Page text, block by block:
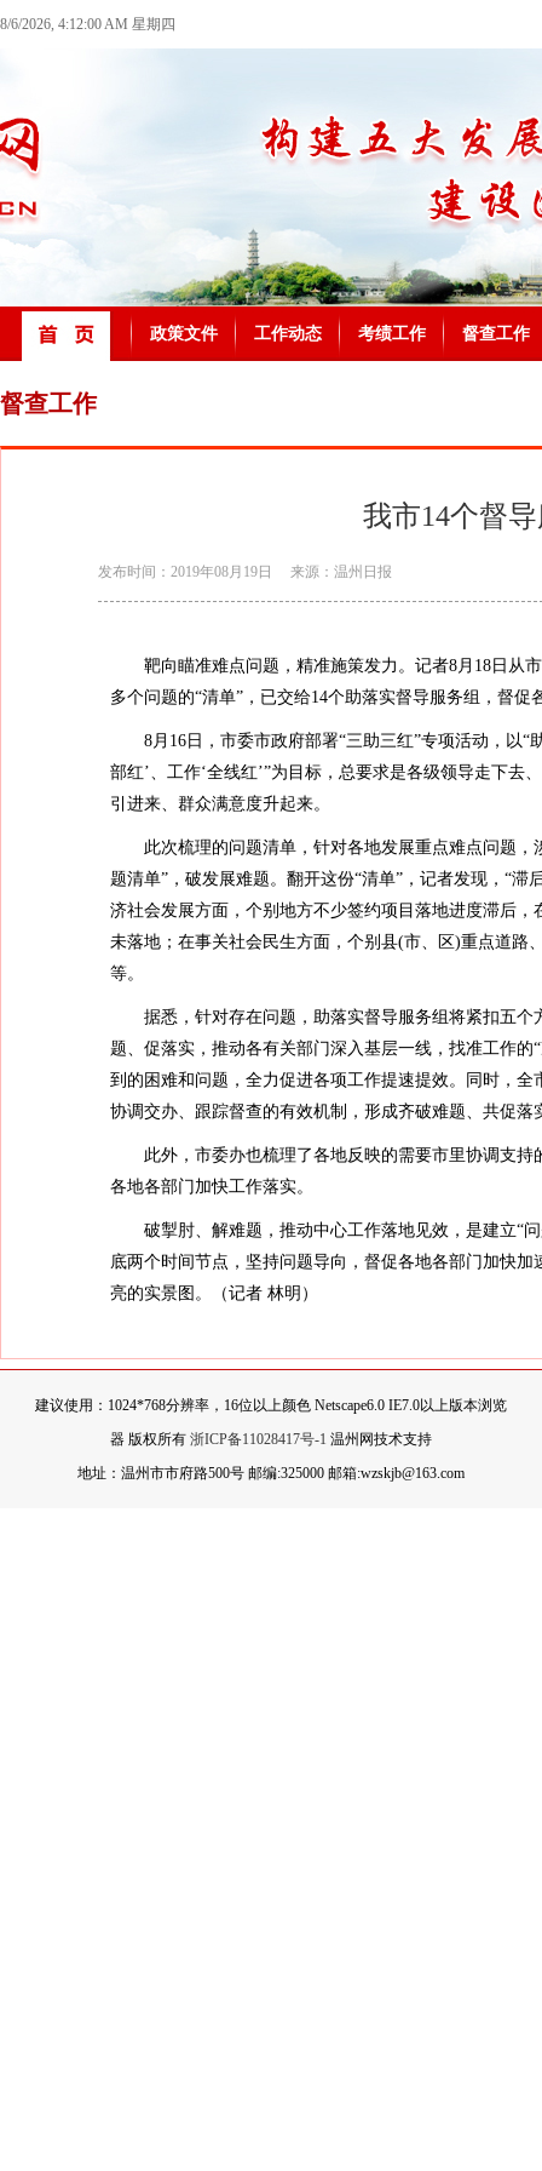
8/6/2026, 4:12:00 AM 星期四
政策文件 工作动态 考绩工作 督查工作
督查工作
我市14个督
发布时间：2019年08月19日 来源：温州日报
靶向瞄准难点问题，精准施策发力。记者8月18日从
多个问题的“清单”，已交给14个助落实督导服务组，督
8月16日，市委市政府部署“三助三红”专项活动，以“
部红’、工作‘全线红’”为目标，总要求是各级领导走下
引进来、群众满意度升起来。
此次梳理的问题清单，针对各地发展重点难点问题
题清单”，破发展难题。翻开这份“清单”，记者发现，“滞
济社会发展方面，个别地方不少签约项目落地进度滞后
未落地；在事关社会民生方面，个别县(市、区)重点道路
等。
据悉，针对存在问题，助落实督导服务组将紧扣五
题、促落实，推动各有关部门深入基层一线，找准工作的
到的困难和问题，全力促进各项工作提速提效。同时，
协调交办、跟踪督查的有效机制，形成齐破难题、共促落
此外，市委办也梳理了各地反映的需要市里协调支
各地各部门加快工作落实。
破掣肘、解难题，推动中心工作落地见效，是建立“
底两个时间节点，坚持问题导向，督促各地各部门加快
亮的实景图。（记者 林明 ）
建议使用：1024*768分辨率，16位以上颜色 Netscape6.0 IE7.0以上版本浏览
器 版权所有 浙ICP备11028417号-1 温州网技术支持
地址：温州市市府路500号 邮编:325000 邮箱:wzskjb@163.com